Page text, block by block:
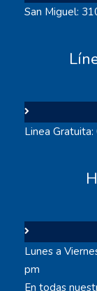
San Miguel:
Linea
Lunes a
pm
En todas